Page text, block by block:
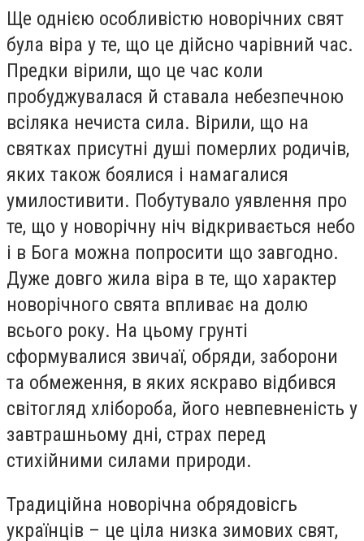
Ще однією особливістю новорічних свят
була віра у те, що це дійсно чарівний час.
Предки вірили, що це час коли
пробуджувалася й ставала небезпечною
всіляка нечиста сила. Вірили, що на
святках присутні душі померлих родичів,
яких також боялися і намагалися
умилостивити. Побутувало уявлення про
те, що у новорічну ніч відкривається небо
і в Бога можна попросити що завгодно.
Дуже довго жила віра в те, що характер
новорічного свята впливає на долю
всього року. На цьому грунті
сформувалися звичаї, обряди, заборони
та обмеження, в яких яскраво відбився
світогляд хлібороба, його невпевненість у
завтрашньому дні, страх перед
стихійними силами природи.
Традиційна новорічна обрядовісгь
українців – це ціла низка зимових свят,